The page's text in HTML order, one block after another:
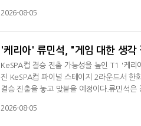
진출 자격을 유지하기 위해서는 LCK 플레이
2026-08-05
'케리아' 류민석, "게임 대한 생각
KeSPA컵 결승 진출 가능성을 높인 T1 '케
진 KeSPA컵 파이널 스테이지 2라운드서 한
결승 진출을 놓고 맞붙을 예정이다.류민석
게임에 대한 생각이 갈리는 부분이 많았다.
2026-08-05